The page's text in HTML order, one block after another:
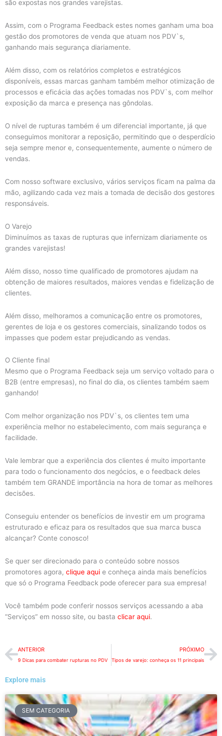
são expostas nos grandes varejistas.
Assim, com o Programa Feedback estes nomes ganham uma boa
gestão dos promotores de venda que atuam nos PDV`s,
ganhando mais segurança diariamente.
Além disso, com os relatórios completos e estratégicos
disponíveis, essas marcas ganham também melhor otimização de
processos e eficácia das ações tomadas nos PDV`s, com melhor
exposição da marca e presença nas gôndolas.
O nível de rupturas também é um diferencial importante, já que
conseguimos monitorar a reposição, permitindo que o desperdício
seja sempre menor e, consequentemente, aumente o número de
vendas.
Com nosso software exclusivo, vários serviços ficam na palma da
mão, agilizando cada vez mais a tomada de decisão dos gestores
responsáveis.
O Varejo
Diminuímos as taxas de rupturas que infernizam diariamente os
grandes varejistas!
Além disso, nosso time qualificado de promotores ajudam na
obtenção de maiores resultados, maiores vendas e fidelização de
clientes.
Além disso, melhoramos a comunicação entre os promotores,
gerentes de loja e os gestores comerciais, sinalizando todos os
impasses que podem estar prejudicando as vendas.
O Cliente final
Mesmo que o Programa Feedback seja um serviço voltado para o
B2B (entre empresas), no final do dia, os clientes também saem
ganhando!
Com melhor organização nos PDV`s, os clientes tem uma
experiência melhor no estabelecimento, com mais segurança e
facilidade.
Vale lembrar que a experiência dos clientes é muito importante
para todo o funcionamento dos negócios, e o feedback deles
também tem GRANDE importância na hora de tomar as melhores
decisões.
Conseguiu entender os benefícios de investir em um programa
estruturado e eficaz para os resultados que sua marca busca
alcançar? Conte conosco!
Se quer ser direcionado para o conteúdo sobre nossos
promotores agora, clique aqui e conheça ainda mais benefícios
que só o Programa Feedback pode oferecer para sua empresa!
Você também pode conferir nossos serviços acessando a aba
“Serviços” em nosso site, ou basta clicar aqui.
Prev
ANTERIOR
9 Dicas para combater rupturas no PDV
PRÓXIMO
Tipos de varejo: conheça os 11 principais
Explore mais
SEM CATEGORIA